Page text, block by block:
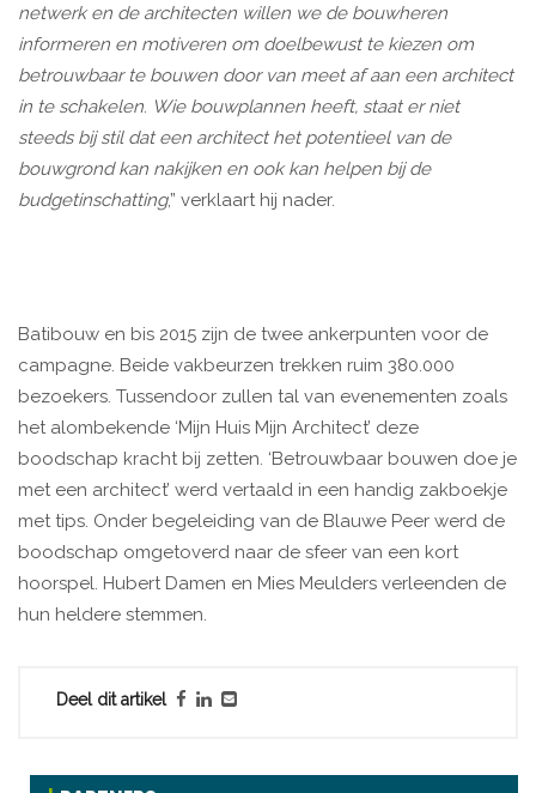
netwerk en de architecten willen we de bouwheren
informeren en motiveren om doelbewust te kiezen om
betrouwbaar te bouwen door van meet af aan een architect
in te schakelen. Wie bouwplannen heeft, staat er niet
steeds bij stil dat een architect het potentieel van de
bouwgrond kan nakijken en ook kan helpen bij de
budgetinschatting,” verklaart hij nader.
Batibouw en bis 2015 zijn de twee ankerpunten voor de
campagne. Beide vakbeurzen trekken ruim 380.000
bezoekers. Tussendoor zullen tal van evenementen zoals
het alombekende ‘Mijn Huis Mijn Architect’ deze
boodschap kracht bij zetten. ‘Betrouwbaar bouwen doe je
met een architect’ werd vertaald in een handig zakboekje
met tips. Onder begeleiding van de Blauwe Peer werd de
boodschap omgetoverd naar de sfeer van een kort
hoorspel. Hubert Damen en Mies Meulders verleenden de
hun heldere stemmen.
Deel dit artikel